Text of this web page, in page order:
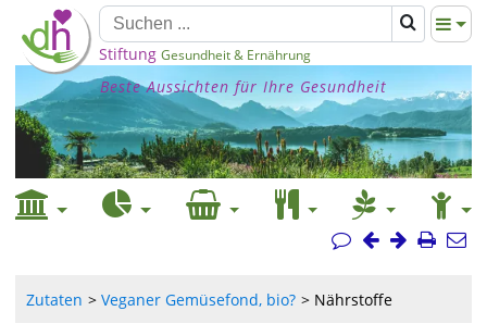
Stiftung Gesundheit & Ernährung
Beste Aussichten für Ihre Gesundheit
Zutaten Veganer Gemüsefond, bio? Nährstoffe